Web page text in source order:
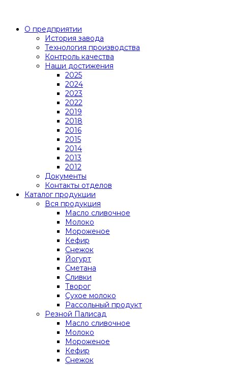
О предприятии
История завода
Технология производства
Контроль качества
Наши достижения
2025
2024
2023
2022
2019
2018
2016
2015
2014
2013
2012
Документы
Контакты отделов
Каталог продукции
Вся продукция
Масло сливочное
Молоко
Мороженое
Кефир
Снежок
Йогурт
Сметана
Сливки
Творог
Сухое молоко
Рассольный продукт
Резной Палисад
Масло сливочное
Молоко
Мороженое
Кефир
Снежок